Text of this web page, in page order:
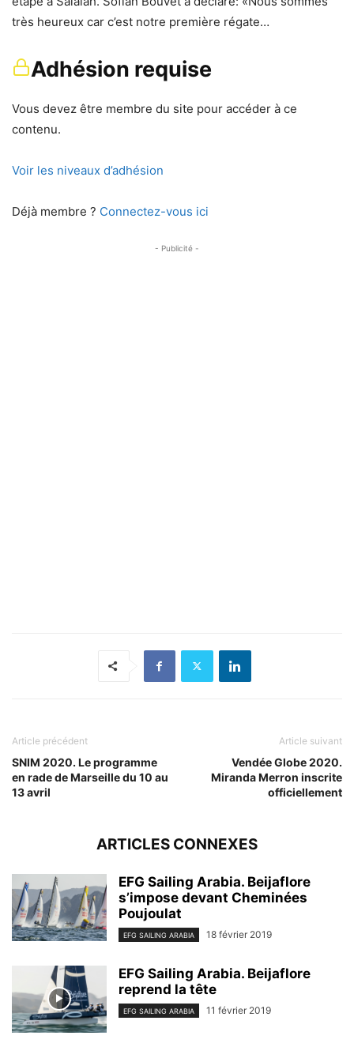
très heureux car c’est notre première régate…
Adhésion requise
Vous devez être membre du site pour accéder à ce
contenu.
Voir les niveaux d’adhésion
Déjà membre ? Connectez-vous ici
- Publicité -
Article précédent
SNIM 2020. Le programme
en rade de Marseille du 10 au
13 avril
Article suivant
Vendée Globe 2020.
Miranda Merron inscrite
officiellement
ARTICLES CONNEXES
EFG Sailing Arabia. Beijaflore
s’impose devant Cheminées
Poujoulat
EFG SAILING ARABIA 18 février 2019
EFG Sailing Arabia. Beijaflore
reprend la tête
EFG SAILING ARABIA 11 février 2019